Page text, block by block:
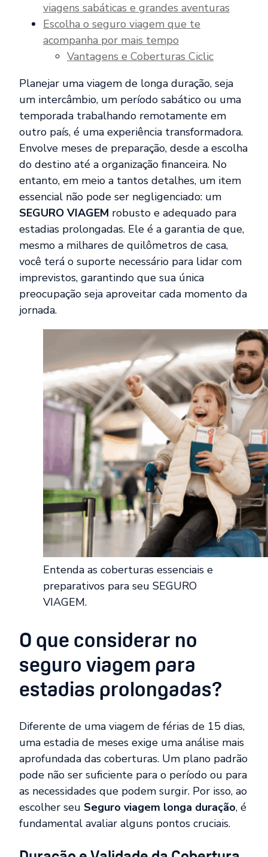
viagens sabáticas e grandes aventuras
Escolha o seguro viagem que te
acompanha por mais tempo
Vantagens e Coberturas Ciclic
Planejar uma viagem de longa duração, seja
um intercâmbio, um período sabático ou uma
temporada trabalhando remotamente em
outro país, é uma experiência transformadora.
Envolve meses de preparação, desde a escolha
do destino até a organização financeira. No
entanto, em meio a tantos detalhes, um item
essencial não pode ser negligenciado: um
SEGURO VIAGEM robusto e adequado para
estadias prolongadas. Ele é a garantia de que,
mesmo a milhares de quilômetros de casa,
você terá o suporte necessário para lidar com
imprevistos, garantindo que sua única
preocupação seja aproveitar cada momento da
jornada.
Entenda as coberturas essenciais e
preparativos para seu SEGURO
VIAGEM.
O que considerar no
seguro viagem para
estadias prolongadas?
Diferente de uma viagem de férias de 15 dias,
uma estadia de meses exige uma análise mais
aprofundada das coberturas. Um plano padrão
pode não ser suficiente para o período ou para
as necessidades que podem surgir. Por isso, ao
escolher seu Seguro viagem longa duração, é
fundamental avaliar alguns pontos cruciais.